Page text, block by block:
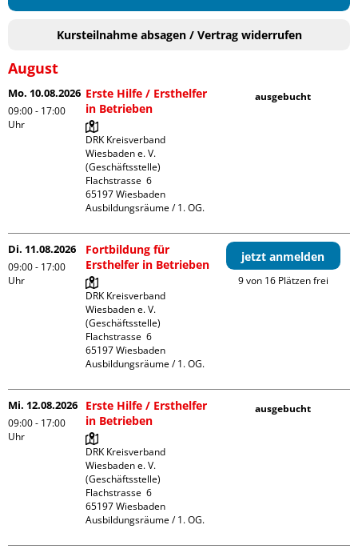
Kursteilnahme absagen / Vertrag widerrufen
August
Mo. 10.08.2026
09:00 - 17:00
Uhr
Erste Hilfe / Ersthelfer
in Betrieben
DRK Kreisverband
Wiesbaden e. V.
(Geschäftsstelle)
Flachstrasse  6
65197 Wiesbaden
Ausbildungsräume / 1. OG.
ausgebucht
Di. 11.08.2026
09:00 - 17:00
Uhr
Fortbildung für
Ersthelfer in Betrieben
DRK Kreisverband
Wiesbaden e. V.
(Geschäftsstelle)
Flachstrasse  6
65197 Wiesbaden
Ausbildungsräume / 1. OG.
jetzt anmelden
9 von 16 Plätzen frei
Mi. 12.08.2026
09:00 - 17:00
Uhr
Erste Hilfe / Ersthelfer
in Betrieben
DRK Kreisverband
Wiesbaden e. V.
(Geschäftsstelle)
Flachstrasse  6
65197 Wiesbaden
Ausbildungsräume / 1. OG.
ausgebucht